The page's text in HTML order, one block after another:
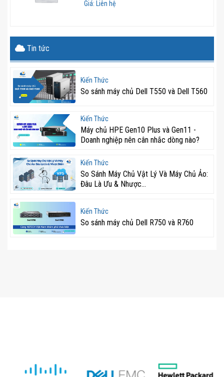
Giá: Liên hệ
Tin tức
Kiến Thức
So sánh máy chủ Dell T550 và Dell T560
Kiến Thức
Máy chủ HPE Gen10 Plus và Gen11 -
Doanh nghiệp nên cân nhắc dòng nào?
Kiến Thức
So Sánh Máy Chủ Vật Lý Và Máy Chủ Ảo:
Đâu Là Ưu & Nhược...
Kiến Thức
So sánh máy chủ Dell R750 và R760